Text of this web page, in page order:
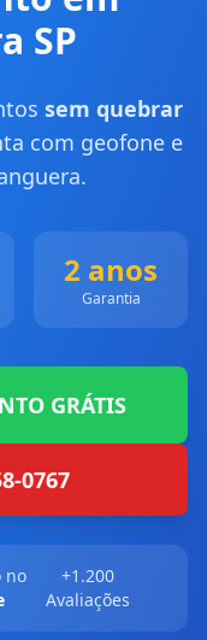
SP
sem quebrar
com geofone e
2 anos
Garantia
GRÁTIS
0767
no
+1.200
Avaliações